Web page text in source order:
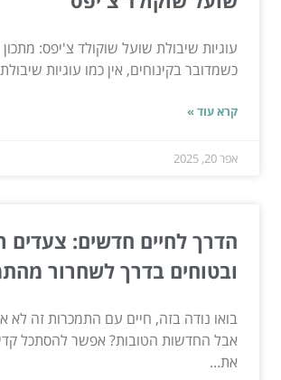
עוגיות שיבולת שועל שוקולד צ'יפס:
כשמדובר בקינוחים, אין כמו עוגיות
קרא עוד »
אפר 20, 2025
הדרך לחיים חדשים: צעדים
ובטוחים בדרך לשחרור
בואו נודה בזה, חיים עם התמכרות זה לא
אבל החדשות הטובות? אפשר להסתכל
את...